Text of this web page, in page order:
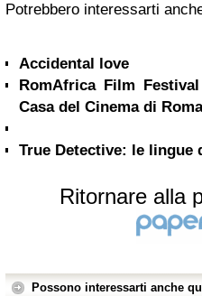
Potrebbero interessarti
Accidental love
RomAfrica Film
Casa del Cinema di Roma
True Detective: le lingue
Ritornare alla
Possono interessarti anche